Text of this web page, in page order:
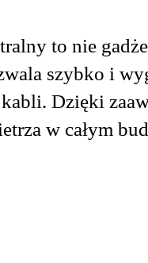
to nie
szybko i
Dzięki
w całym